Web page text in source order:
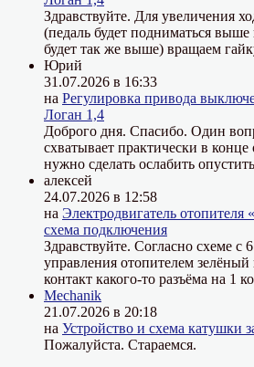
Здравствуйте. Для увеличения
(педаль будет подниматься
будет так же выше) вращаем
Юрий
31.07.2026 в 16:33
на Регулировка привода
Логан 1,4
Доброго дня. Спасибо. Один
схватывает практически в
нужно сделать ослабить
алексей
24.07.2026 в 12:58
на Электродвигатель отопителя
схема подключения
Здравствуйте. Согласно схеме с
управления отопителем зелёный
контакт какого-то разъёма на 1
Mechanik
21.07.2026 в 20:18
на Устройство и схема катушки
Пожалуйста. Стараемся.